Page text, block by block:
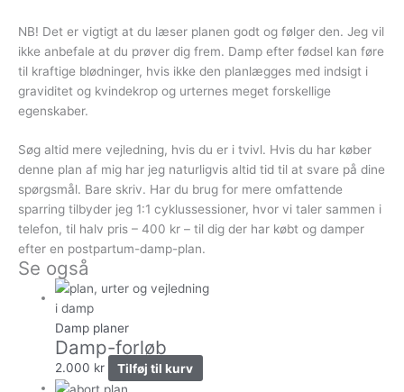
NB! Det er vigtigt at du læser planen godt og følger den. Jeg vil
ikke anbefale at du prøver dig frem. Damp efter fødsel kan føre
til kraftige blødninger, hvis ikke den planlægges med indsigt i
graviditet og kvindekrop og urternes meget forskellige
egenskaber.
Søg altid mere vejledning, hvis du er i tvivl. Hvis du har køber
denne plan af mig har jeg naturligvis altid tid til at svare på dine
spørgsmål. Bare skriv. Har du brug for mere omfattende
sparring tilbyder jeg 1:1 cyklussessioner, hvor vi taler sammen i
telefon, til halv pris – 400 kr – til dig der har købt og damper
efter en postpartum-damp-plan.
Se også
Damp planer
Damp-forløb
2.000 kr Tilføj til kurv